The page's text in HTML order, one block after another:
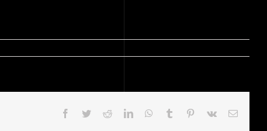
Facebook
TwitterRedditLinkedInWhatsApp
Tumblr Pinterest
Vk Email